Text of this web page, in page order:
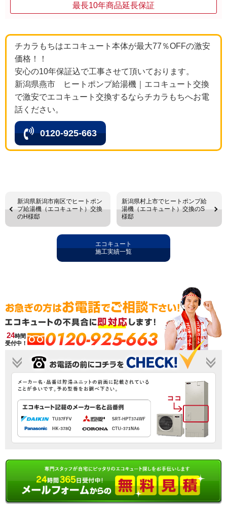
最長10年商品延長保証
チカラもちはエコキュート本体が最大77％OFFの激安
価格！！
安心の10年保証込で工事させて頂いております。
新潟県燕市 ヒートポンプ給湯機｜エコキュート交換
で激安でエコキュート交換するならチカラもちへお電
話ください。
0120-925-663
新潟県新潟市南区でヒートポン
プ給湯機（エコキュート）交換
のH様邸
新潟県村上市でヒートポンプ給
湯機（エコキュート）交換のS
様邸
エコキュート
施工実績一覧
24時間
受付中！
0120-925-663